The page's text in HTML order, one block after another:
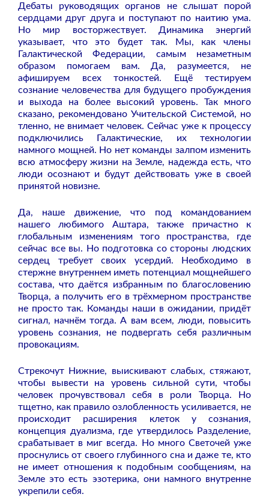
Дебаты руководящих органов не слышат порой
сердцами друг друга и поступают по наитию ума.
Но мир восторжествует. Динамика энергий
указывает, что это будет так. Мы, как члены
Галактической Федерации, самым незаметным
образом помогаем вам. Да, разумеется, не
афишируем всех тонкостей. Ещё тестируем
сознание человечества для будущего пробуждения
и выхода на более высокий уровень. Так много
сказано, рекомендовано Учительской Системой, но
тленно, не внимает человек. Сейчас уже к процессу
подключились Галактические, их технологии
намного мощней. Но нет команды залпом изменить
всю атмосферу жизни на Земле, надежда есть, что
люди осознают и будут действовать уже в своей
принятой новизне.
Да, наше движение, что под командованием
нашего любимого Аштара, также причастно к
глобальным изменениям того пространства, где
сейчас все вы. Но подготовка со стороны людских
сердец требует своих усердий. Необходимо в
стержне внутреннем иметь потенциал мощнейшего
состава, что даётся избранным по благословению
Творца, а получить его в трёхмерном пространстве
не просто так. Команды наши в ожидании, придёт
сигнал, начнём тогда. А вам всем, люди, повысить
уровень сознания, не подвергать себя различным
провокациям.
Стрекочут Нижние, выискивают слабых, стяжают,
чтобы вывести на уровень сильной сути, чтобы
человек прочувствовал себя в роли Творца. Но
тщетно, как правило озлобленность усиливается, не
происходит расширения клеток у сознания,
концепция дуализма, где утвердилось Разделение,
срабатывает в миг всегда. Но много Светочей уже
проснулись от своего глубинного сна и даже те, кто
не имеет отношения к подобным сообщениям, на
Земле это есть эзотерика, они намного внутренне
укрепили себя.